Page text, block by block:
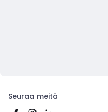
Seuraa meitä